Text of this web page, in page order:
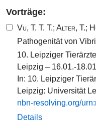
Vorträge:
Vu, T. T. T.; Alter, T.;
Pathogenität von
10. Leipziger
Leipzig – 16.01.-
In: 10. Leipziger
Leipzig: Universität
nbn-​resolving.​org/​
Details